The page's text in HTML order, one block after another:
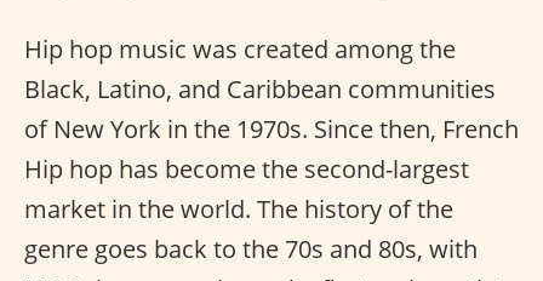
Hip hop music was created among the
Black, Latino, and Caribbean communities
of New York in the 1970s. Since then, French
Hip hop has become the second-largest
market in the world. The history of the
genre goes back to the 70s and 80s, with